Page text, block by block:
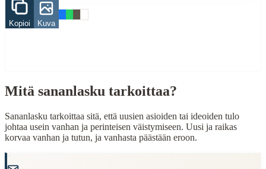
Vanhat
Sää
Finding Finnish proverbs about specific topics
Understanding Finnish cultural wisdom
Learning Finnish language through proverbs
Kopioi Kuva
Mitä sananlasku tarkoittaa?
Sananlasku tarkoittaa sitä, että uusien asioiden tai ideoiden tulo
johtaa usein vanhan ja perinteisen väistymiseen. Uusi ja raikas
korvaa vanhan ja tutun, ja vanhasta päästään eroon.